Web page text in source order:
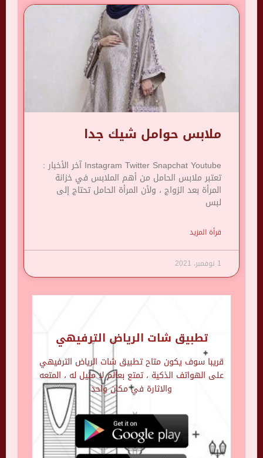
ملابس حوامل شيك جدا
Instagram Twitter Snapchat Youtube آخر الأخبار :
تعتبر ملابس الحامل من أهم الملابس في خزانة
المرأة بعد الزواج ، ولأن المرأة الحامل تحتاج إلى
لبس
قرأة المزيد
1 نوفمبر، 2021
تطبيق شات الرياض الترفيهي
قريبا سوف يكون متاح تطبيق شات الرياض الترفيهي
على الهواتف الذكية ، تمتع بعالم لا مثيل له ، المتعه
والاثارة في مكان واحد